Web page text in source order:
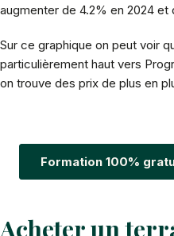
augmenter de 4.2% en 2024
Sur ce graphique on peut voir
particulièrement haut vers
on trouve des prix de plus en
Formation 100%
Acheter un